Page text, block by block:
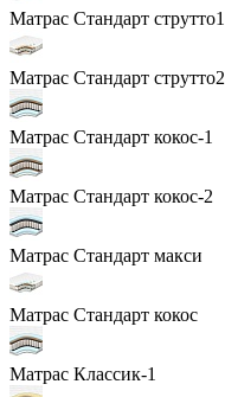
Матрас Стандарт струтто1
Матрас Стандарт струтто2
Матрас Стандарт кокос-1
Матрас Стандарт кокос-2
Матрас Стандарт макси
Матрас Стандарт кокос
Матрас Классик-1